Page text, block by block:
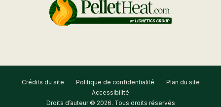
Crédits du site Politique de confidentialité
Plan du site
Accessibilité
Droits d’auteur © 2026. Tous droits réservés